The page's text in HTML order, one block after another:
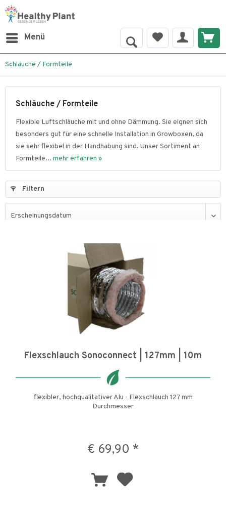
Menü
Schläuche / Formteile
Schläuche / Formteile
Flexible Luftschläuche mit und ohne Dämmung. Sie eignen sich
besonders gut für eine schnelle Installation in Growboxen, da
sie sehr flexibel in der Handhabung sind. Unser Sortiment an
Formteile... mehr erfahren »
Filtern
Flexschlauch Sonoconnect | 127mm | 10m
flexibler, hochqualitativer Alu - Flexschlauch 127 mm
Durchmesser
€ 69,90 *